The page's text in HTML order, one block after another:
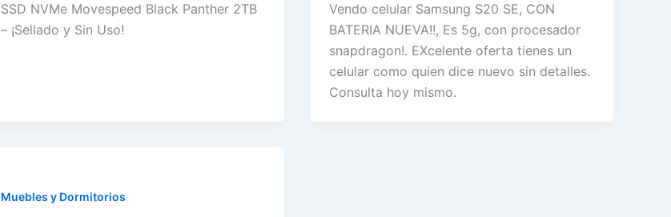
SSD NVMe Movespeed Black Panther 2TB
– ¡Sellado y Sin Uso!
Vendo celular Samsung S20 SE, CON
BATERIA NUEVA!!, Es 5g, con procesador
snapdragon!. EXcelente oferta tienes un
celular como quien dice nuevo sin detalles.
Consulta hoy mismo.
Muebles y Dormitorios